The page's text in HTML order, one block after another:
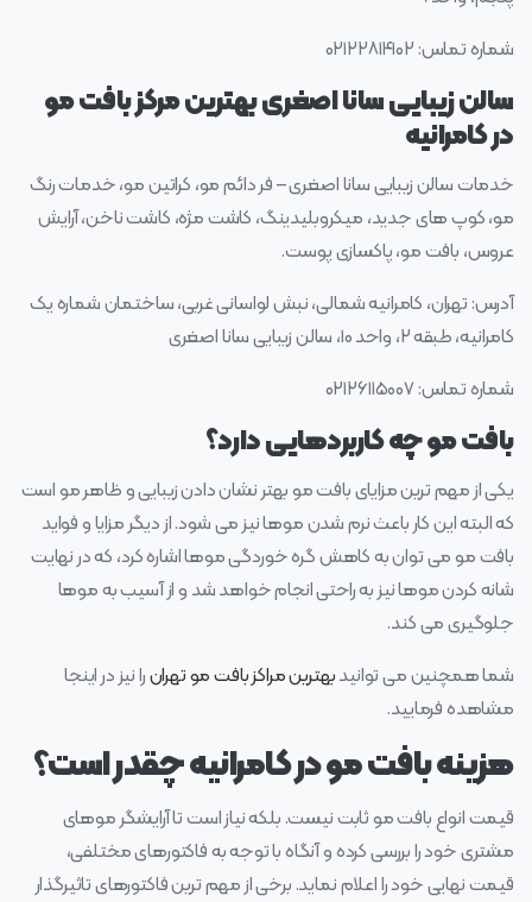
شماره تماس: ۰۲۱۲۲۸۱۴۱۰۲
سالن زیبایی سانا اصغری بهترین مرکز بافت مو
در کامرانیه
خدمات سالن زیبایی سانا اصغری – فر دائم مو، کراتین مو، خدمات رنگ
مو، کوپ های جدید، میکروبلیدینگ، کاشت مژه، کاشت ناخن، آرایش
عروس، بافت مو، پاکسازی پوست.
آدرس: تهران، کامرانیه شمالی، نبش لواسانی غربی، ساختمان شماره یک
کامرانیه، طبقه ۲، واحد ۱۰، سالن زیبایی سانا اصغری
شماره تماس: ۰۲۱۲۶۱۱۵۰۰۷
بافت مو چه کاربردهایی دارد؟
یکی از مهم ترین مزایای بافت مو بهتر نشان دادن زیبایی و ظاهر مو است
که البته این کار باعث نرم شدن موها نیز می شود. از دیگر مزایا و فواید
بافت مو می توان به کاهش گره خوردگی موها اشاره کرد، که در نهایت
شانه کردن موها نیز به راحتی انجام خواهد شد و از آسیب به موها
جلوگیری می کند.
شما همچنین می توانیدبهترین مراکز بافت مو تهرانرا نیز در اینجا
مشاهده فرمایید.
هزینه بافت مو در کامرانیه چقدر است؟
قیمت انواع بافت مو ثابت نیست. بلکه نیاز است تا آرایشگر موهای
مشتری خود را بررسی کرده و آنگاه با توجه به فاکتورهای مختلفی،
قیمت نهایی خود را اعلام نماید. برخی از مهم ترین فاکتورهای تاثیرگذار